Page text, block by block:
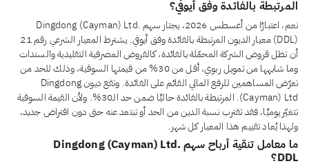
المرتبطة بالفائدة وفق أيوفي؟
نعم، اعتبارًا من أغسطس 2026، يجتاز سهم Dingdong (Cayman) Ltd.
(DDL) معيار الديون المرتبطة بالفائدة وفق أيوفي. يشترط المعيار الشرعي رقم 21
أن تظل قروض الشركة المحمّلة بالفائدة، كالقروض المصرفية التقليدية والسندات
وما شابهها من تمويل ربوي، أقل من 30% من قيمتها السوقية، وذلك للحد من
تعرّض المساهمين للرفع المالي القائم على الفائدة. وتقع ديون Dingdong
(Cayman) Ltd. المرتبطة بالفائدة حاليًا ضمن حد الـ30%. ولأن القيمة السوقية
تتغيّر يوميًا، فقد تقترب نسبة الدين من الحد أو تبتعد عنه حتى دون اقتراض جديد،
ولهذا يُعاد تقييم هذا المعيار كل شهر.
ما معامل تنقية أرباح سهم Dingdong (Cayman) Ltd.
DDL؟